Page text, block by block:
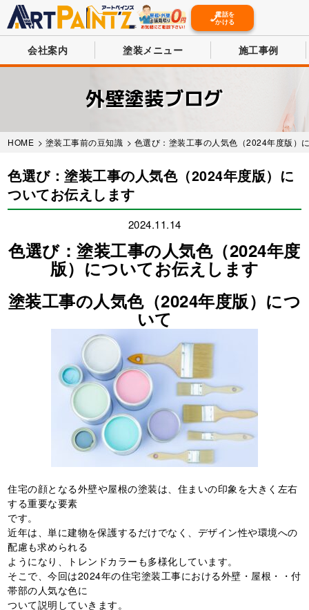
電話を
かける
会社案内 塗装メニュー 施工事例
外壁塗装ブログ
HOME > 塗装工事前の豆知識 > 色選び：塗装工事の人気色（2024年度版）
色選び：塗装工事の人気色（2024年度版）に
ついてお伝えします
2024.11.14
色選び：塗装工事の人気色（2024年度
版）についてお伝えします
塗装工事の人気色（2024年度版）につ
いて
住宅の顔となる外壁や屋根の塗装は、住まいの印象を大きく左右
する重要な要素
です。
近年は、単に建物を保護するだけでなく、デザイン性や環境への
配慮も求められる
ようになり、トレンドカラーも多様化しています。
そこで、今回は2024年の住宅塗装工事における外壁・屋根・・付
帯部の人気な色に
ついて説明していきます。